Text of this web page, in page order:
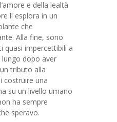
e della lealtà
li esplora in un
che
Alla fine, sono
quasi impercettibili a
dopo aver
tributo alla
costruire una
su un livello umano
ha sempre
speravo.